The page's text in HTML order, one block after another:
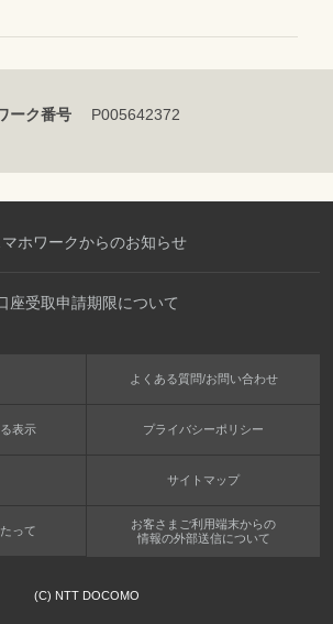
ーク番号 P005642372
マホワークからのお知らせ
座受取申請期限について
よくある質問/お問い合わせ
表示 プライバシーポリシー
サイトマップ
って
お客さまご利用端末からの
情報の外部送信について
(C) NTT DOCOMO